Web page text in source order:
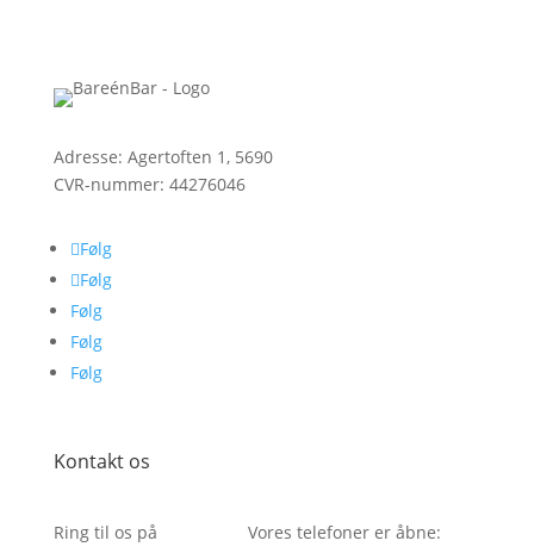
Adresse: Agertoften 1, 5690
CVR-nummer: 44276046
Følg
Følg
Følg
Følg
Følg
Kontakt os
Ring til os på
Vores telefoner er åbne: